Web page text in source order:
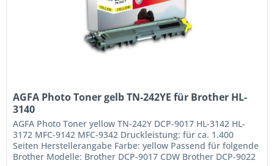
AGFA Photo Toner gelb TN-242YE für Brother HL-
3140
AGFA Photo Toner yellow TN-242Y DCP-9017 HL-3142 HL-
3172 MFC-9142 MFC-9342 Druckleistung: für ca. 1.400
Seiten Herstellerangabe Farbe: yellow Passend für folgende
Brother Modelle: Brother DCP-9017 CDW Brother DCP-9022